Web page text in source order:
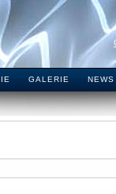
GALERIE NEWS